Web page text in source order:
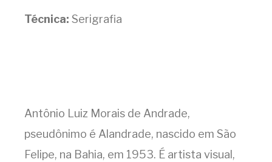
Técnica: Serigrafia
Antônio Luiz Morais de Andrade,
pseudônimo é Alandrade, nascido em São
Felipe, na Bahia, em 1953. É artista visual,